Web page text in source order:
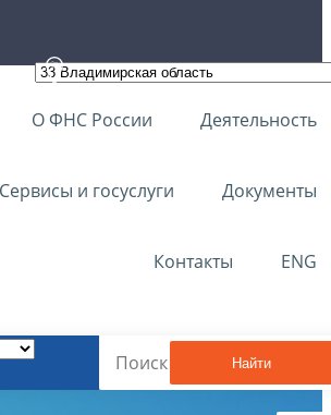
О ФНС России Деятельность
Сервисы и госуслуги Документы
Контакты ENG
Найти